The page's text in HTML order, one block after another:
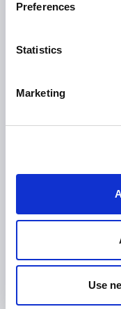
Preferences
Statistics
Marketing
Use